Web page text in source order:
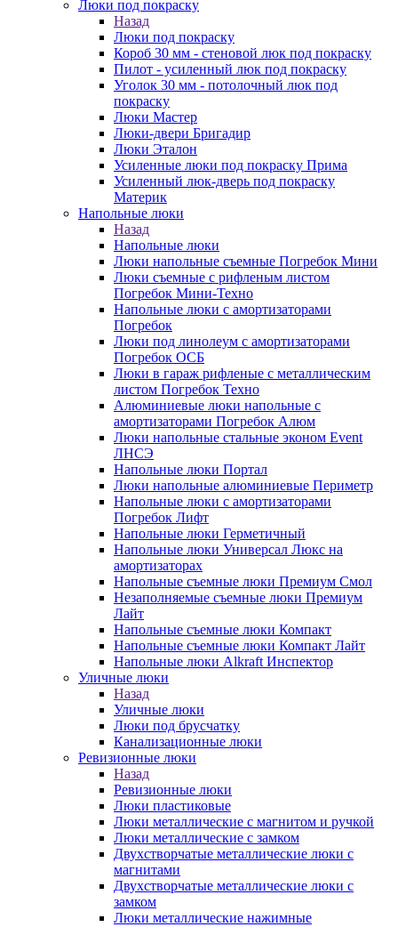
Люки под покраску
Назад
Люки под покраску
Короб 30 мм - стеновой люк под покраску
Пилот - усиленный люк под покраску
Уголок 30 мм - потолочный люк под
покраску
Люки Мастер
Люки-двери Бригадир
Люки Эталон
Усиленные люки под покраску Прима
Усиленный люк-дверь под покраску
Материк
Напольные люки
Назад
Напольные люки
Люки напольные съемные Погребок Мини
Люки съемные с рифленым листом
Погребок Мини-Техно
Напольные люки с амортизаторами
Погребок
Люки под линолеум с амортизаторами
Погребок ОСБ
Люки в гараж рифленые с металлическим
листом Погребок Техно
Алюминиевые люки напольные с
амортизаторами Погребок Алюм
Люки напольные стальные эконом Event
ЛНСЭ
Напольные люки Портал
Люки напольные алюминиевые Периметр
Напольные люки с амортизаторами
Погребок Лифт
Напольные люки Герметичный
Напольные люки Универсал Люкс на
амортизаторах
Напольные съемные люки Премиум Смол
Незаполняемые съемные люки Премиум
Лайт
Напольные съемные люки Компакт
Напольные съемные люки Компакт Лайт
Напольные люки Alkraft Инспектор
Уличные люки
Назад
Уличные люки
Люки под брусчатку
Канализационные люки
Ревизионные люки
Назад
Ревизионные люки
Люки пластиковые
Люки металлические с магнитом и ручкой
Люки металлические с замком
Двухстворчатые металлические люки с
магнитами
Двухстворчатые металлические люки с
замком
Люки металлические нажимные